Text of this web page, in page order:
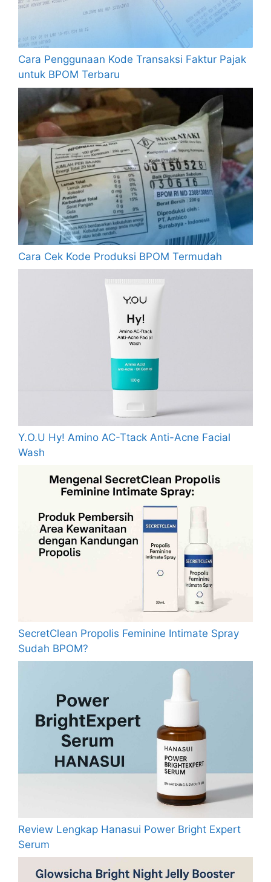
Cara Penggunaan Kode Transaksi Faktur Pajak
untuk BPOM Terbaru
Cara Cek Kode Produksi BPOM Termudah
Y.O.U Hy! Amino AC-Ttack Anti-Acne Facial
Wash
SecretClean Propolis Feminine Intimate Spray
Sudah BPOM?
Review Lengkap Hanasui Power Bright Expert
Serum